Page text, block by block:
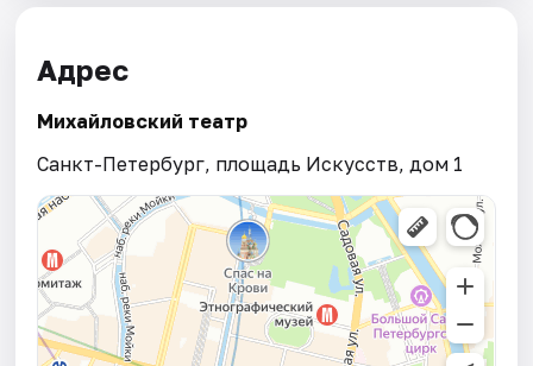
Адрес
Михайловский театр
Санкт-Петербург, площадь Искусств, дом 1